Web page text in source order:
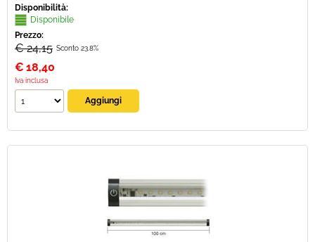
Disponibilità:
Disponibile
Prezzo:
€ 24,15 Sconto 23.8%
€ 18,40
Iva inclusa